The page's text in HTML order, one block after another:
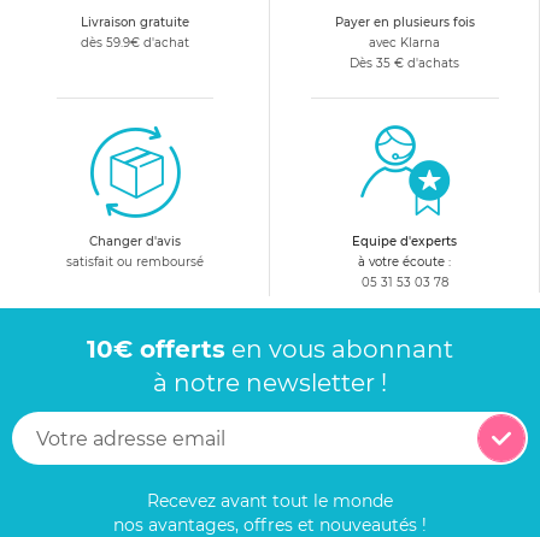
Livraison gratuite
dès 59.9€ d'achat
Payer en plusieurs fois
avec Klarna
Dès 35 € d'achats
Changer d'avis
satisfait ou remboursé
Equipe d'experts
à votre écoute :
05 31 53 03 78
10€ offerts en vous abonnant
à notre newsletter !
Recevez avant tout le monde
nos avantages, offres et nouveautés !